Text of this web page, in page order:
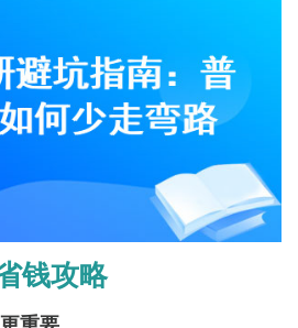
钱攻略